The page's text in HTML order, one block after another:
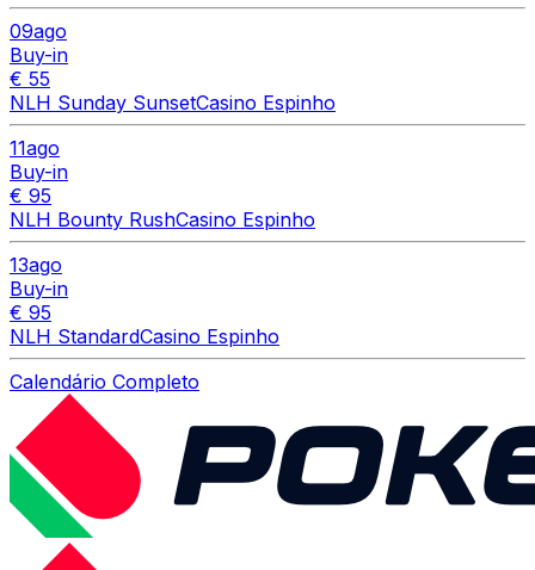
09ago
Buy-in
€ 55
NLH Sunday SunsetCasino Espinho
11ago
Buy-in
€ 95
NLH Bounty RushCasino Espinho
13ago
Buy-in
€ 95
NLH StandardCasino Espinho
Calendário Completo